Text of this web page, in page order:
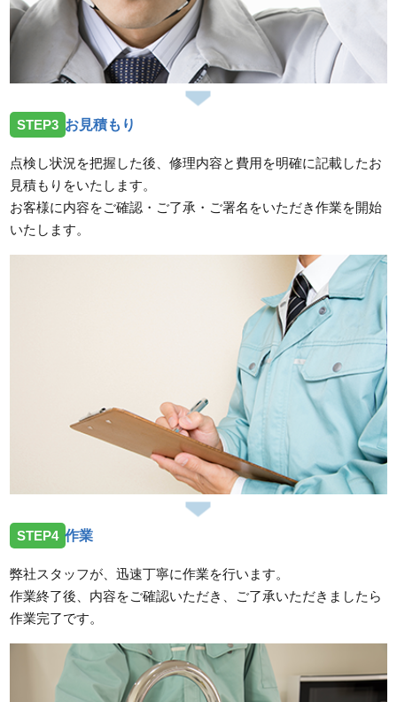
STEP3 お見積もり
点検し状況を把握した後、修理内容と費用を明確に記載したお
見積もりをいたします。
お客様に内容をご確認・ご了承・ご署名をいただき作業を開始
いたします。
STEP4 作業
弊社スタッフが、迅速丁寧に作業を行います。
作業終了後、内容をご確認いただき、ご了承いただきましたら
作業完了です。